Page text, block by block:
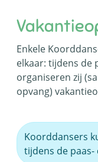
Enkele
elkaar: tijdens de
organiseren zij
opvang)
Koorddansers
tijdens de